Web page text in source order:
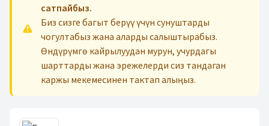
сатпайбыз.
Биз сизге багыт берүү үчүн сунуштарды
чогултабыз жана аларды салыштырабыз.
Өндүрүмгө кайрылуудан мурун, учурдагы
шарттарды жана эрежелерди сиз тандаган
каржы мекемесинен тактап алыңыз.